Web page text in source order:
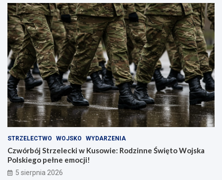
STRZELECTWO WOJSKO WYDARZENIA
Czwórbój Strzelecki w Kusowie: Rodzinne Święto Wojska
Polskiego pełne emocji!
5 sierpnia 2026